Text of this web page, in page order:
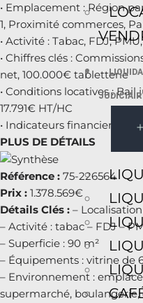
• Emplacement : Région
1, Proximité commerces,
• Activité : Tabac, FDJ,
• Chiffres clés :
net, 100.000€ tabletterie
• Conditions locatives : Bail
17.791€ HT/HC
• Indicateurs financiers :
PLUS DE DÉTAILS
Référence : 75-226564
Prix : 1.378.569€
Détails Clés : –
– Activité : tabac – FDJ –
– Superficie : 90 m²
– Équipements : vitrine de
– Environnement :
supermarché,